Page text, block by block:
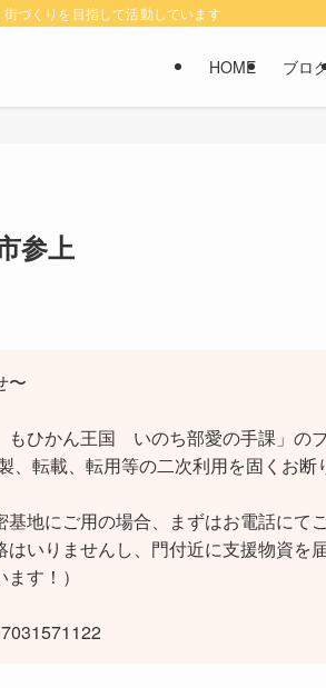
づくりを目指して活動しています
HOME ブロ
参上
〜
もひかん王国 いのち部愛の手課」の
、転載、転用等の二次利用を固くお断
基地にご用の場合、まずはお電話に
はいりませんし、門付近に支援物資を
す！）